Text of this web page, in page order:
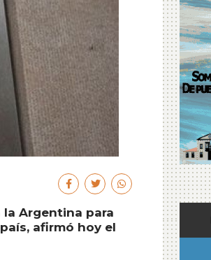
Argentina para
afirmó hoy el